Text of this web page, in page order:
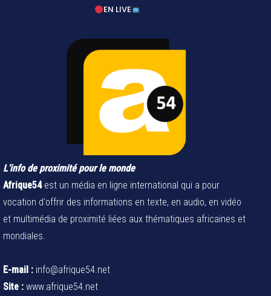
EN LIVE
L’info de proximité pour le monde
Afrique54est un média en ligne international qui a pour
vocation d'offrir des informations en texte, en audio, en vidéo
et multimédia de proximité liées aux thématiques africaines et
mondiales.
E-mail : info@afrique54.net
Site : www.afrique54.net